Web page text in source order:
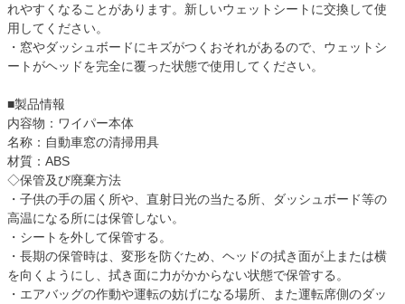
れやすくなることがあります。新しいウェットシートに交換して使
用してください。
・窓やダッシュボードにキズがつくおそれがあるので、ウェットシ
ートがヘッドを完全に覆った状態で使用してください。
■製品情報
内容物：ワイパー本体
名称：自動車窓の清掃用具
材質：ABS
◇保管及び廃棄方法
・子供の手の届く所や、直射日光の当たる所、ダッシュボード等の
高温になる所には保管しない。
・シートを外して保管する。
・長期の保管時は、変形を防ぐため、ヘッドの拭き面が上または横
を向くようにし、拭き面に力がかからない状態で保管する。
・エアバッグの作動や運転の妨げになる場所、また運転席側のダッ